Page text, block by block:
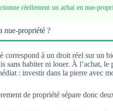
réellement un achat en nue-
nue-propriété ?
correspond à un droit réel sur un
sans habiter ni louer. À l’achat, le
: investir dans la pierre avec
de propriété sépare donc